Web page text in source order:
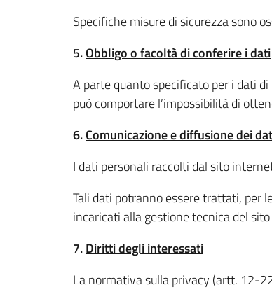
Specifiche misure di sicurezza sono
5.Obbligo o facoltà di conferire i dati
A parte quanto specificato per i dati
può comportare l’impossibilità di
6.Comunicazione e diffusione dei
I dati personali raccolti dal sito
Tali dati potranno essere trattati, per
incaricati alla gestione tecnica del
7.Diritti degli interessati
La normativa sulla privacy (artt. 12-